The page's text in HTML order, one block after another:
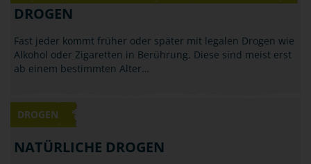
DROGEN
Fast jeder kommt früher oder später mit legalen Drogen wie
Alkohol oder Zigaretten in Berührung. Diese sind meist erst
ab einem bestimmten Alter…
DROGEN
NATÜRLICHE DROGEN